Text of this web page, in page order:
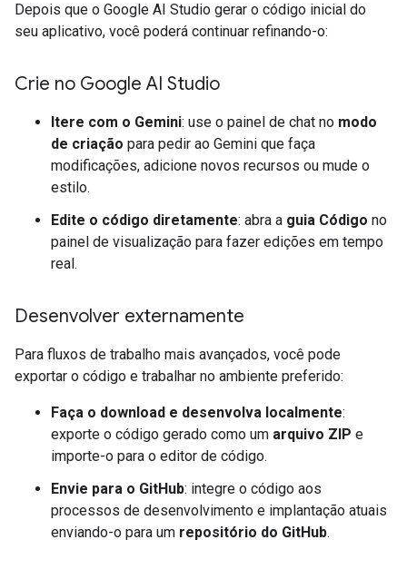
Depois que o Google AI Studio gerar o código inicial do
seu aplicativo, você poderá continuar refinando-o:
Crie no Google AI Studio
Itere com o Gemini: use o painel de chat no modo
de criação para pedir ao Gemini que faça
modificações, adicione novos recursos ou mude o
estilo.
Edite o código diretamente: abra a guia Código no
painel de visualização para fazer edições em tempo
real.
Desenvolver externamente
Para fluxos de trabalho mais avançados, você pode
exportar o código e trabalhar no ambiente preferido:
Faça o download e desenvolva localmente:
exporte o código gerado como um arquivo ZIP e
importe-o para o editor de código.
Envie para o GitHub: integre o código aos
processos de desenvolvimento e implantação atuais
enviando-o para um repositório do GitHub.